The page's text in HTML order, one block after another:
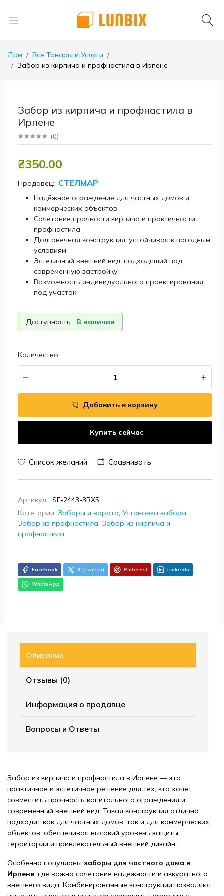
Дом Все Товары и Услуги
...
Забор из кирпича и профнастила в Ирпене
Забор из кирпича и профнастила в
Ирпене
(0)
₴350.00
Продавец: СТЕЛМАР
Надёжное ограждение для частных домов и
коммерческих объектов
Сочетание прочности кирпича и практичности
профнастила
Долговечная конструкция, устойчивая к погодным
условиям
Эстетичный внешний вид, подходящий под
современную застройку
Возможность индивидуального проектирования
под участок
Доступность: В наличии
Количество:
Добавить в корзину
Купить сейчас
Список желаний Сравнивать
Артикул: SF-2443-3RX5
Категории: Заборы и ворота, Установка забора,
Забор из профнастила, Забор из кирпича и
профнастила
Facebook X (Twitter) Pinterest LinkedIn
WhatsApp
Описание
Отзывы (0)
Информация о продавце
Вопросы и Ответы
Забор из кирпича и профнастила в Ирпене — это
практичное и эстетичное решение для тех, кто хочет
совместить прочность капитального ограждения и
современный внешний вид. Такая конструкция отлично
подходит как для частных домов, так и для коммерческих
объектов, обеспечивая высокий уровень защиты
территории и привлекательный внешний дизайн.
Особенно популярны заборы для частного дома в
Ирпене, где важно сочетание надежности и аккуратного
внешнего вида. Комбинированные конструкции позволяют